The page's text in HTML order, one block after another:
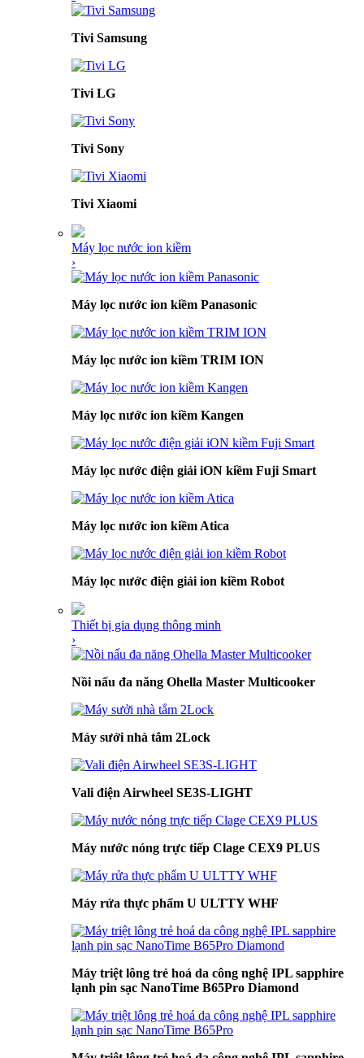
Tivi Samsung
Tivi LG
Tivi Sony
Tivi Xiaomi
Máy lọc nước ion kiềm
›
Máy lọc nước ion kiềm Panasonic
Máy lọc nước ion kiềm TRIM ION
Máy lọc nước ion kiềm Kangen
Máy lọc nước điện giải iON kiềm Fuji Smart
Máy lọc nước ion kiềm Atica
Máy lọc nước điện giải ion kiềm Robot
Thiết bị gia dụng thông minh
›
Nồi nấu đa năng Ohella Master Multicooker
Máy sưởi nhà tắm 2Lock
Vali điện Airwheel SE3S-LIGHT
Máy nước nóng trực tiếp Clage CEX9 PLUS
Máy rửa thực phẩm U ULTTY WHF
Máy triệt lông trẻ hoá da công nghệ IPL sapphire
lạnh pin sạc NanoTime B65Pro Diamond